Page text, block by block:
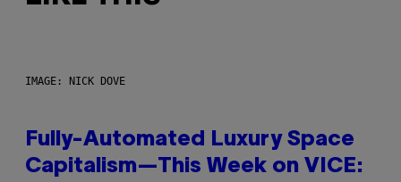
IMAGE: NICK DOVE
Fully-Automated Luxury Space
Capitalism—This Week on VICE: